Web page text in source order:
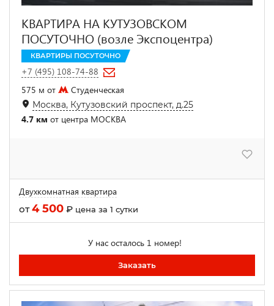
КВАРТИРА НА КУТУЗОВСКОМ
ПОСУТОЧНО (возле Экспоцентра)
КВАРТИРЫ ПОСУТОЧНО
+7 (495) 108-74-88
575 м от
Студенческая
Москва, Кутузовский проспект, д.25
4.7 км от центра МОСКВА
Двухкомнатная квартира
от4 500 ₽ цена за 1 сутки
У нас осталось 1 номер!
Заказать